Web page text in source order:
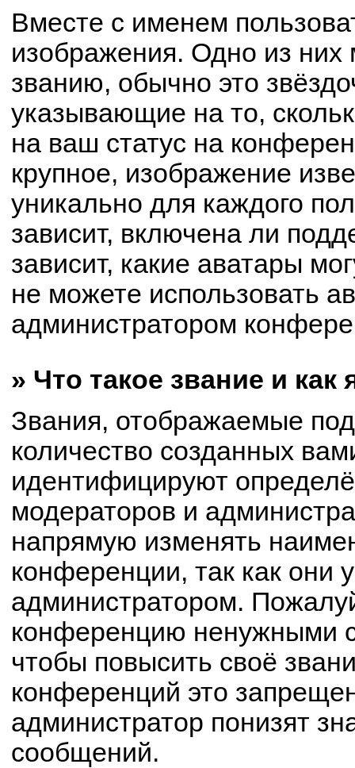
Вместе с именем
изображения. Одно из них
званию, обычно это
указывающие на то,
на ваш статус на
крупное, изображение
уникально для каждого
зависит, включена ли
зависит, какие аватары
не можете использовать
администратором
» Что такое звание и как
Звания, отображаемые
количество созданных
идентифицируют
модераторов и
напрямую изменять
конференции, так как они
администратором.
конференцию ненужными
чтобы повысить своё
конференций это
администратор понизят
сообщений.